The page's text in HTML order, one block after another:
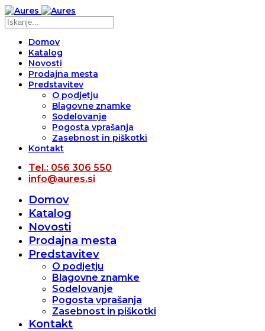
Domov
Katalog
Novosti
Prodajna mesta
Predstavitev
O podjetju
Blagovne znamke
Sodelovanje
Pogosta vprašanja
Zasebnost in piškotki
Kontakt
Tel.: 056 306 550
info@aures.si
Domov
Katalog
Novosti
Prodajna mesta
Predstavitev
O podjetju
Blagovne znamke
Sodelovanje
Pogosta vprašanja
Zasebnost in piškotki
Kontakt